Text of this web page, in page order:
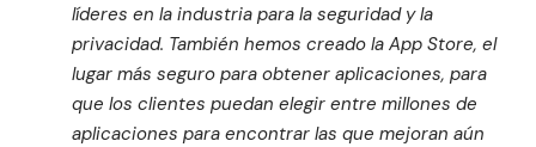
líderes en la industria para la seguridad y la
privacidad. También hemos creado la App Store, el
lugar más seguro para obtener aplicaciones, para
que los clientes puedan elegir entre millones de
aplicaciones para encontrar las que mejoran aún